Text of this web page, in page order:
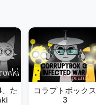
た
コラプトボックス
3